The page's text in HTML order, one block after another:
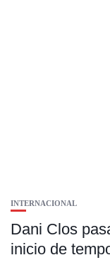
INTERNACIONAL
Dani Clos
inicio de